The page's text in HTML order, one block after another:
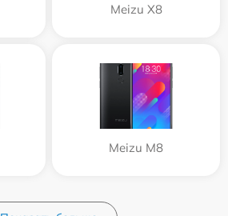
Meizu X8
Meizu M8